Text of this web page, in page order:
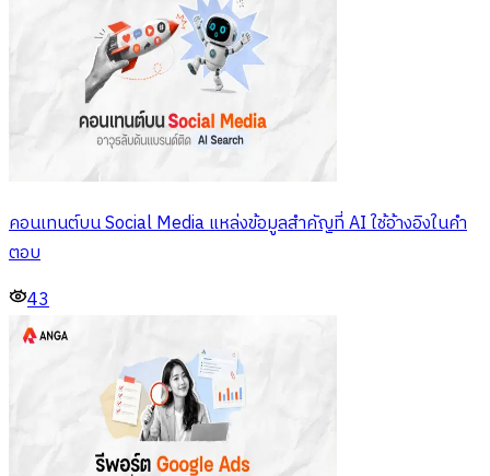
คอนเทนต์บน Social Media แหล่งข้อมูลสำคัญที่ AI ใช้อ้างอิงในคำ
ตอบ
43